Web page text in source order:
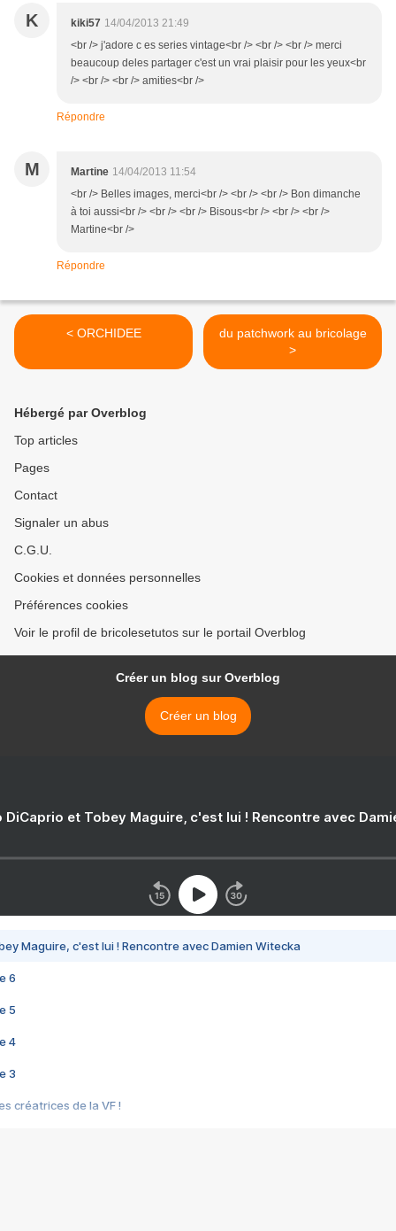
K kiki57 14/04/2013 21:49
<br /> j'adore c es series vintage<br /> <br /> <br /> merci
beaucoup deles partager c'est un vrai plaisir pour les yeux<br
/> <br /> <br /> amities<br />
Répondre
M Martine 14/04/2013 11:54
<br /> Belles images, merci<br /> <br /> <br /> Bon dimanche
à toi aussi<br /> <br /> <br /> Bisous<br /> <br /> <br />
Martine<br />
Répondre
< ORCHIDEE
du patchwork au bricolage
>
Hébergé par Overblog
Top articles
Pages
Contact
Signaler un abus
C.G.U.
Cookies et données personnelles
Préférences cookies
Voir le profil de bricolesetutos sur le portail Overblog
Créer un blog sur Overblog
Créer un blog
DiCaprio et Tobey Maguire, c'est lui ! Rencontre avec
Maguire, c'est lui ! Rencontre avec Damien Witecka
6
5
4
3
créatrices de la VF !